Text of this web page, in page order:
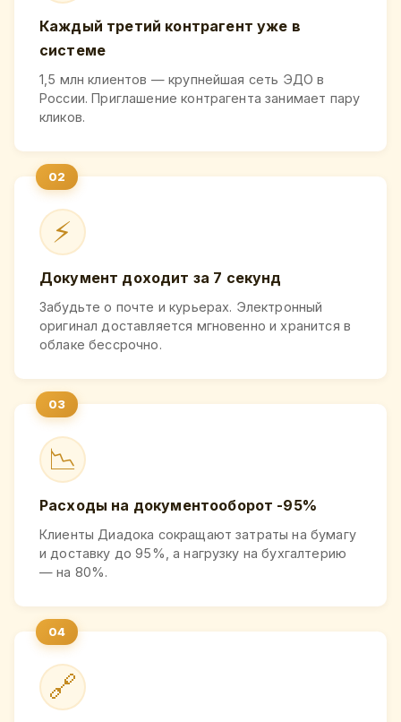
Каждый третий контрагент уже в
системе
1,5 млн клиентов — крупнейшая сеть ЭДО в
России. Приглашение контрагента занимает пару
кликов.
⚡
Документ доходит за 7 секунд
Забудьте о почте и курьерах. Электронный
оригинал доставляется мгновенно и хранится в
облаке бессрочно.
📉
Расходы на документооборот -95%
Клиенты Диадока сокращают затраты на бумагу
и доставку до 95%, а нагрузку на бухгалтерию
— на 80%.
🔗